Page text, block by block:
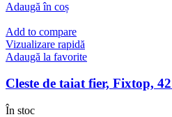
inițial
fost:
71,40 lei.
Adaugă în coș
Add to compare
Vizualizare rapidă
Adaugă la favorite
Cleste de taiat fier, Fixtop,
În stoc